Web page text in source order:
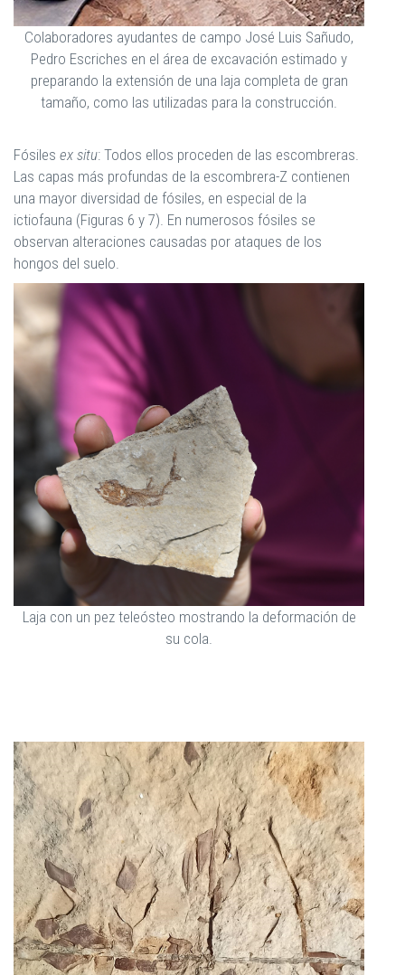
Colaboradores ayudantes de campo José Luis Sañudo,
Pedro Escriches en el área de excavación estimado y
preparando la extensión de una laja completa de gran
tamaño, como las utilizadas para la construcción.
Fósiles ex situ: Todos ellos proceden de las escombreras.
Las capas más profundas de la escombrera-Z contienen
una mayor diversidad de fósiles, en especial de la
ictiofauna (Figuras 6 y 7). En numerosos fósiles se
observan alteraciones causadas por ataques de los
hongos del suelo.
Laja con un pez teleósteo mostrando la deformación de
su cola.